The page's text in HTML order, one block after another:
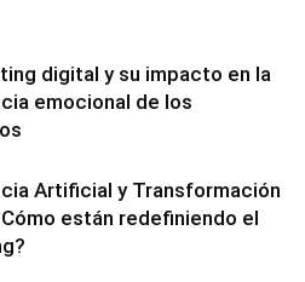
digital y su impacto en la
emocional de los
Artificial y Transformación
están redefiniendo el